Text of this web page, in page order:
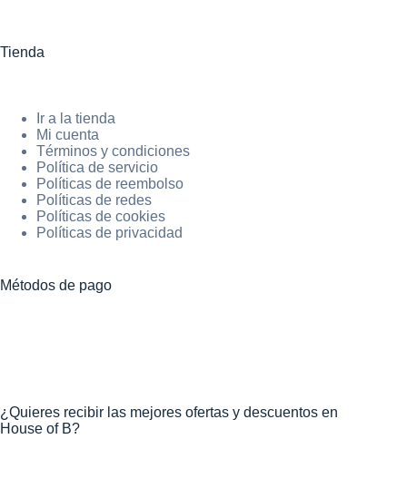
Tienda
Ir a la tienda
Mi cuenta
Términos y condiciones
Política de servicio
Políticas de reembolso
Políticas de redes
Políticas de cookies
Políticas de privacidad
Métodos de pago
¿Quieres recibir las mejores ofertas y descuentos en
House of B?